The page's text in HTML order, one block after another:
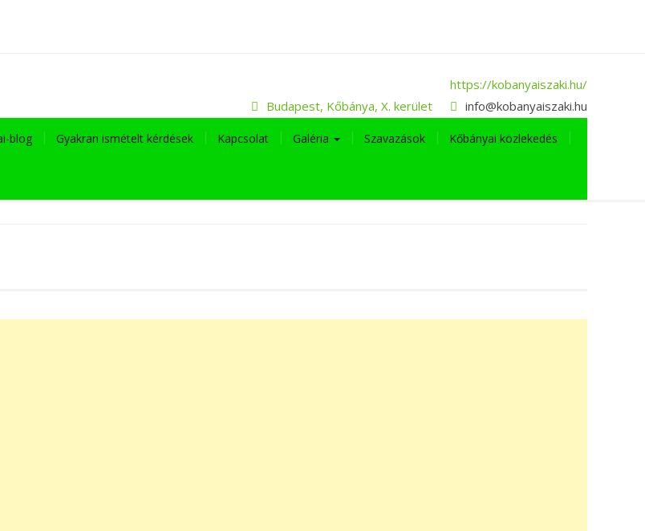
https://kobanyaiszaki.hu/
Budapest, Kőbánya, X. kerület
info@kobanyaiszaki.hu
blog Gyakran ismételt kérdések Kapcsolat Galéria Szavazások Kőbányai közlekedés